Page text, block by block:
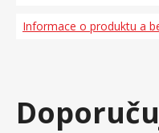
Informace o produktu a